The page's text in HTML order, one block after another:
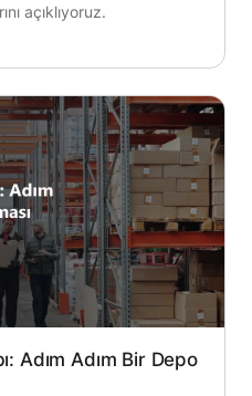
açıklıyoruz.
Adım Adım Bir Depo